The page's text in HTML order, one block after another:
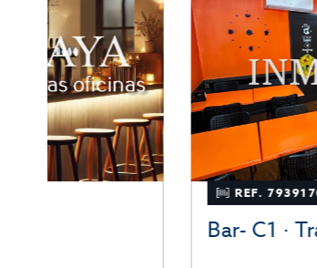
Bar- C1 · Transfer